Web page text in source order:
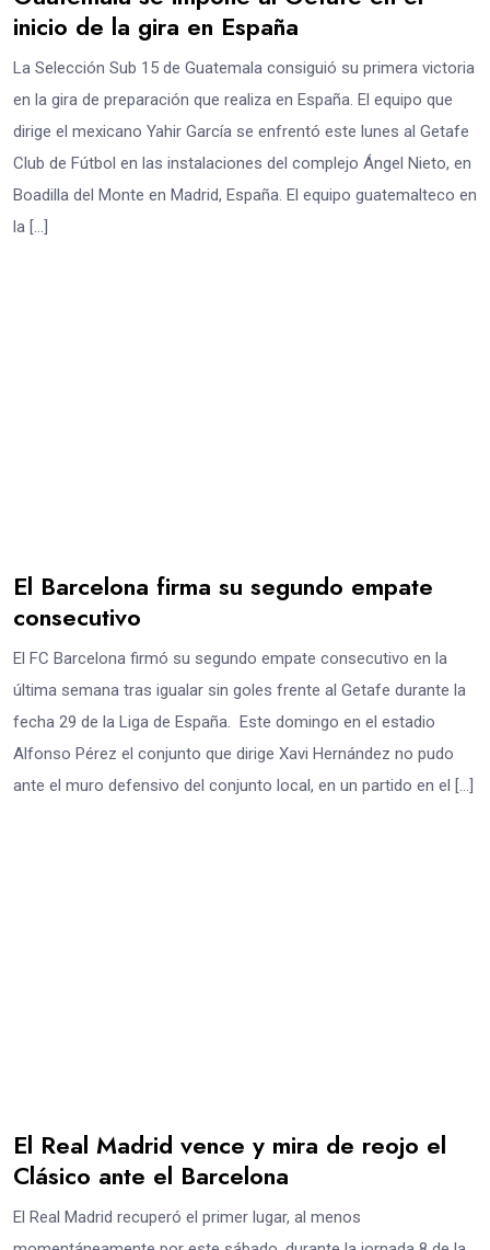
inicio de la gira en España
La Selección Sub 15 de Guatemala consiguió su primera victoria
en la gira de preparación que realiza en España. El equipo que
dirige el mexicano Yahir García se enfrentó este lunes al Getafe
Club de Fútbol en las instalaciones del complejo Ángel Nieto, en
Boadilla del Monte en Madrid, España. El equipo guatemalteco en
la […]
El Barcelona firma su segundo empate
consecutivo
El FC Barcelona firmó su segundo empate consecutivo en la
última semana tras igualar sin goles frente al Getafe durante la
fecha 29 de la Liga de España. Este domingo en el estadio
Alfonso Pérez el conjunto que dirige Xavi Hernández no pudo
ante el muro defensivo del conjunto local, en un partido en el […]
El Real Madrid vence y mira de reojo el
Clásico ante el Barcelona
El Real Madrid recuperó el primer lugar, al menos